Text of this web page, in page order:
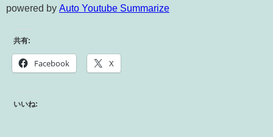
powered by Auto Youtube Summarize
共有:
Facebook X
いいね: